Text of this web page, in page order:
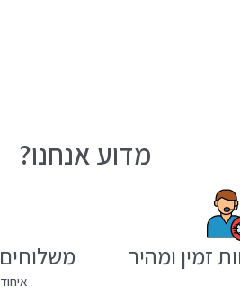
מדוע אנחנו?
זמין ומהיר